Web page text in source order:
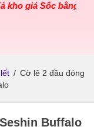
giá Sốc bằng giá
/ Cờ lê 2 đầu đóng
Buffalo